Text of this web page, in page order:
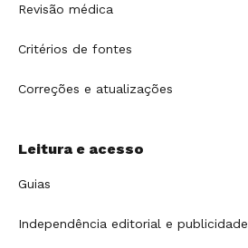
Revisão médica
Critérios de fontes
Correções e atualizações
Leitura e acesso
Guias
Independência editorial e publicidade